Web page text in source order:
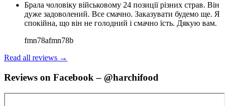
Брала чоловіку військовому 24 позиції різних страв. Він
дуже задоволений. Все смачно. Заказувати будемо ще. Я
спокійна, що він не голодний і смачно їсть. Дякую вам.
fmn78afmn78b
Read all reviews →
Reviews on Facebook – @harchifood